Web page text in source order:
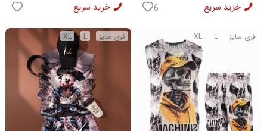
خرید سریع خرید سریع 6
فری سایز L
XL فری سایز L
XL